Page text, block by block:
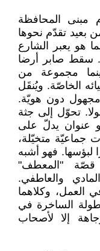
مبنى المحافظة
بعيد تقدّم نحوها
هو يعبر الشارع
قدمه على قشرة موز"([14]). سقط صابر أرضا
مجموعة من
الخاصّة. ويُنقَل
مجهول دون هويّة.
تحوّل إلى جثة
عنوان يدلّ على
جماعيّة متخيّلة،
لبؤسها. فهو أشبه
قصّة "المعطف"
والعاطفي.
العمل، وكلاهما
الساخرة في
إلا لأصحاب